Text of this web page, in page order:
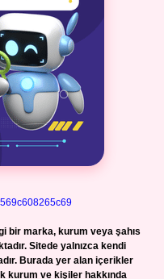
bir marka, kurum veya şahıs
Sitede yalnızca kendi
Burada yer alan içerikler
kurum ve kişiler hakkında